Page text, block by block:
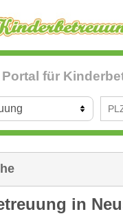
für
in